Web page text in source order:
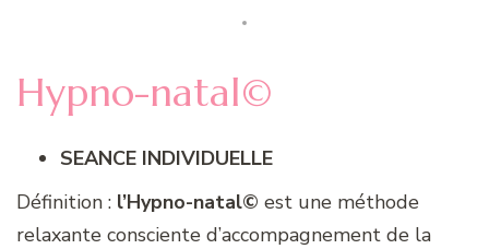
Hypno-natal©
SEANCE INDIVIDUELLE
Définition : l’Hypno-natal© est une méthode
relaxante consciente d’accompagnement de la